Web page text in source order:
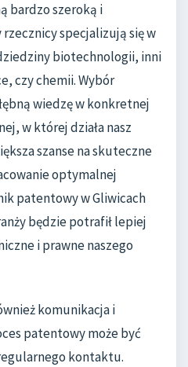
bardzo szeroką i
specjalizują się w
biotechnologii, inni
czy chemii. Wybór
wiedzę w konkretnej
w której działa nasz
szanse na skuteczne
optymalnej
patentowy w Gliwicach
będzie potrafił lepiej
i prawne naszego
komunikacja i
patentowy może być
kontaktu.